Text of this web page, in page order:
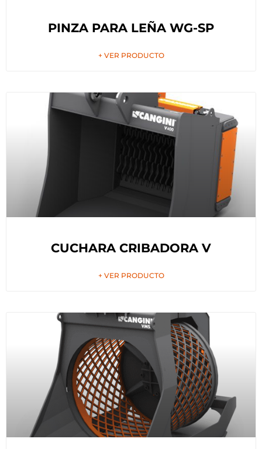
PINZA PARA LEÑA WG-SP
+ VER PRODUCTO
CUCHARA CRIBADORA V
+ VER PRODUCTO